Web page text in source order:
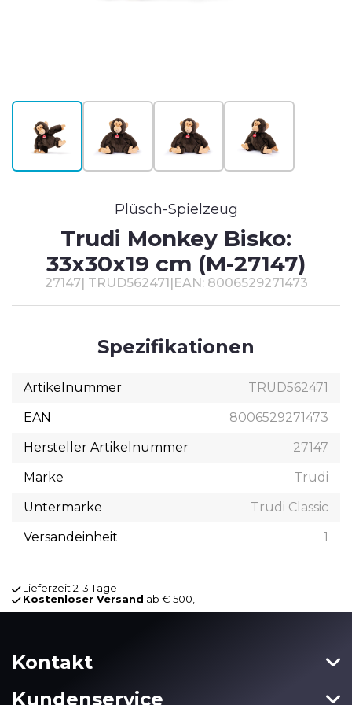
Plüsch-Spielzeug
Trudi Monkey Bisko:
33x30x19 cm (M-27147)
27147| TRUD562471|EAN: 8006529271473
Spezifikationen
Artikelnummer
TRUD562471
EAN
8006529271473
Hersteller Artikelnummer
27147
Marke
Trudi
Untermarke
Trudi Classic
Versandeinheit
1
Lieferzeit 2-3 Tage
Kostenloser Versand ab € 500,-
Kontakt
Kundenservice